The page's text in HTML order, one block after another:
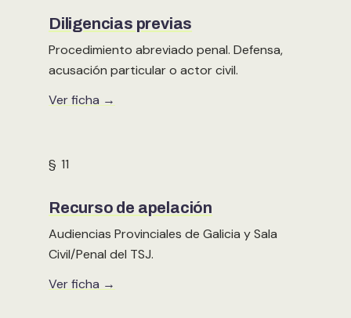
Diligencias previas
Procedimiento abreviado penal. Defensa,
acusación particular o actor civil.
Ver ficha →
§ 11
Recurso de apelación
Audiencias Provinciales de Galicia y Sala
Civil/Penal del TSJ.
Ver ficha →